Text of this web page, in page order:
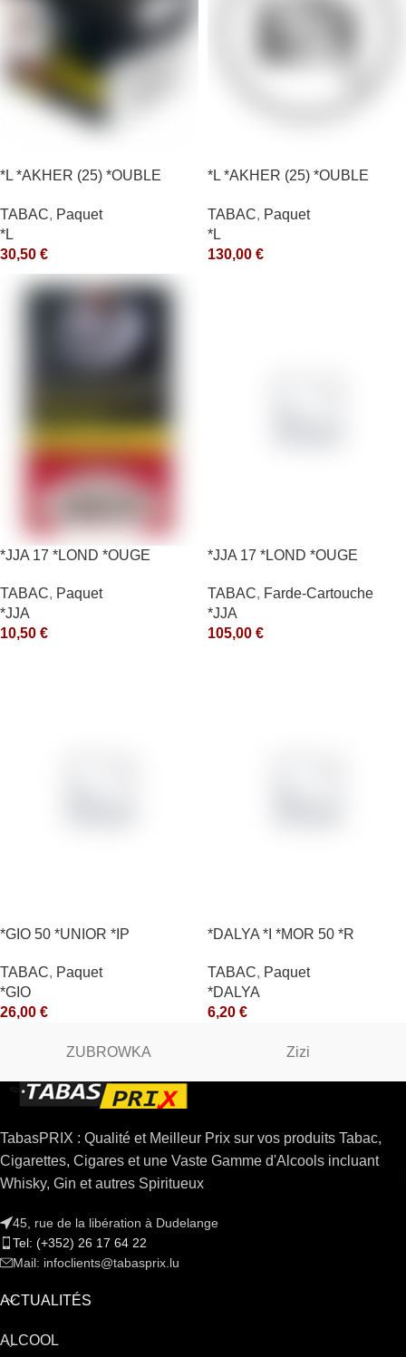
*L *AKHER (25) *OUBLE
TABAC, Paquet
*L
30,50 €
*L *AKHER (25) *OUBLE
TABAC, Paquet
*L
130,00 €
*JJA 17 *LOND *OUGE
TABAC, Paquet
*JJA
10,50 €
*JJA 17 *LOND *OUGE
TABAC, Farde-Cartouche
*JJA
105,00 €
*GIO 50 *UNIOR *IP
TABAC, Paquet
*GIO
26,00 €
*DALYA *I *MOR 50 *R
TABAC, Paquet
*DALYA
6,20 €
ZUBROWKA Zizi
TabasPRIX : Qualité et Meilleur Prix sur vos produits Tabac,
Cigarettes, Cigares et une Vaste Gamme d'Alcools incluant
Whisky, Gin et autres Spiritueux
45, rue de la libération à Dudelange
Tel: (+352) 26 17 64 22
Mail: infoclients@tabasprix.lu
ACTUALITÉS
ALCOOL